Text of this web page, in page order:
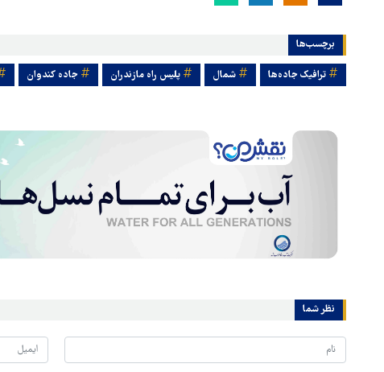
برچسب‌ها
ترافیک جاده‌ها شمال پلیس راه مازندران جاده کندوان
نظر شما